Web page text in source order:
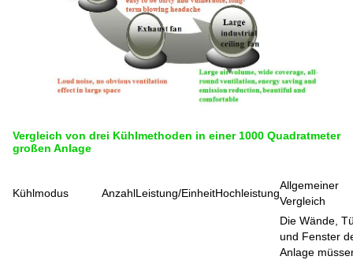
Vergleich von drei Kühlmethoden in einer 1000 Quadratmeter
großen Anlage
Kühlmodus AnzahlLeistung/EinheitHochleistung
Allgemeiner
Vergleich
Die Wände,
und Fenster
Anlage